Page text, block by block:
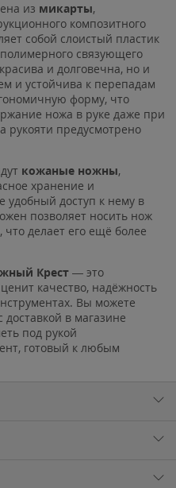
из микарты,
композитного
собой слоистый пластик
связующего
и долговечна, но и
и устойчива к перепадам
форму, что
ножа в руке даже при
рукояти предусмотрено
кожаные ножны,
хранение и
удобный доступ к нему в
позволяет носить нож
что делает его ещё более
Крест — это
качество, надёжность
Вы можете
доставкой в магазине
под рукой
готовый к любым